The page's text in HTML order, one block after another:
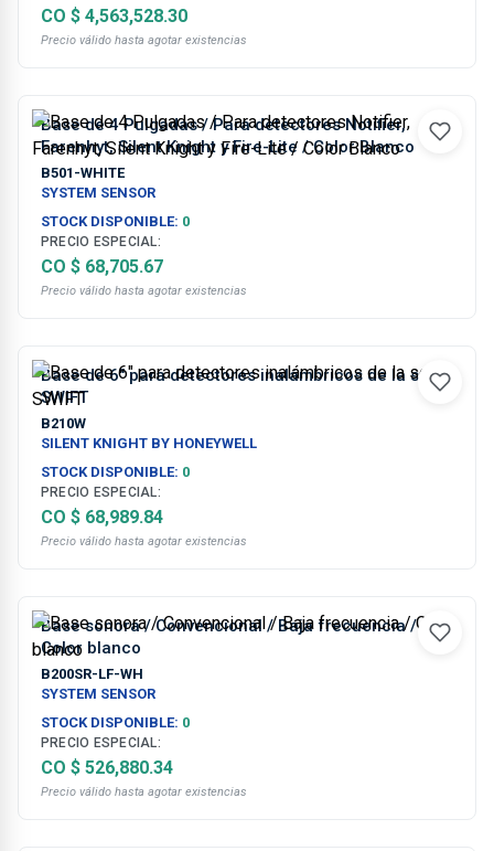
CO $ 4,563,528.30
Precio válido hasta agotar existencias
Base de 4 Pulgadas / Para detectores Notifier,
Farenhyt, Silent Knight y Fire-Lite / Color Blanco
B501-WHITE
SYSTEM SENSOR
STOCK DISPONIBLE: 0
PRECIO ESPECIAL:
CO $ 68,705.67
Precio válido hasta agotar existencias
Base de 6" para detectores inalámbricos de la serie
SWIFT
B210W
SILENT KNIGHT BY HONEYWELL
STOCK DISPONIBLE: 0
PRECIO ESPECIAL:
CO $ 68,989.84
Precio válido hasta agotar existencias
Base sonora / Convencional / Baja frecuencia /
Color blanco
B200SR-LF-WH
SYSTEM SENSOR
STOCK DISPONIBLE: 0
PRECIO ESPECIAL:
CO $ 526,880.34
Precio válido hasta agotar existencias